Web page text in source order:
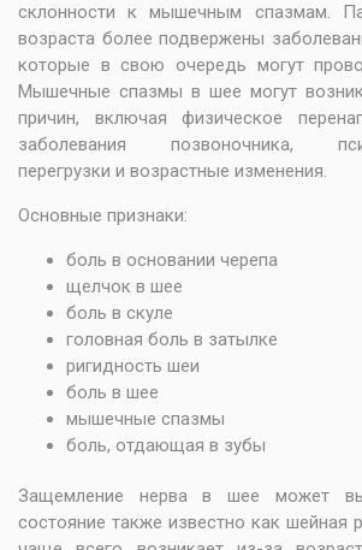
склонности к мышечным спазмам.
возраста более подвержены
которые в свою очередь могут
Мышечные спазмы в шее могут
причин, включая физическое
заболевания позвоночника,
перегрузки и возрастные изменения.
Основные признаки:
боль в основании черепа
щелчок в шее
боль в скуле
головная боль в затылке
ригидность шеи
боль в шее
мышечные спазмы
боль, отдающая в зубы
Защемление нерва в шее может
состояние также известно как шейная